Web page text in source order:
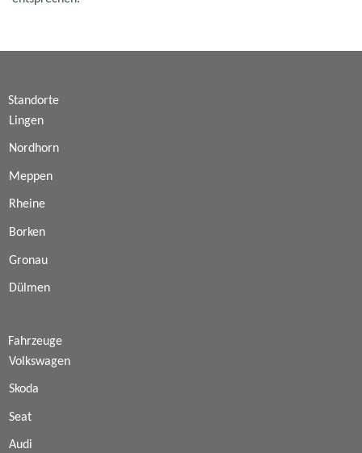
Standorte
Lingen
Nordhorn
Meppen
Rheine
Borken
Gronau
Dülmen
Fahrzeuge
Volkswagen
Skoda
Seat
Audi